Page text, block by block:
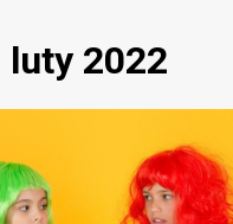
luty 2022